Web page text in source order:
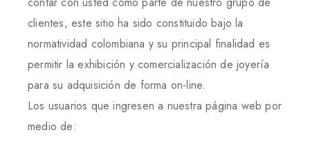
clientes, este sitio ha sido constituido bajo la
normatividad colombiana y su principal finalidad es
permitir la exhibición y comercialización de joyería
para su adquisición de forma on-line.
Los usuarios que ingresen a nuestra página web por
medio de: